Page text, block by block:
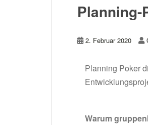
Planning-
2. Februar 2020
Planning Poker
Warum